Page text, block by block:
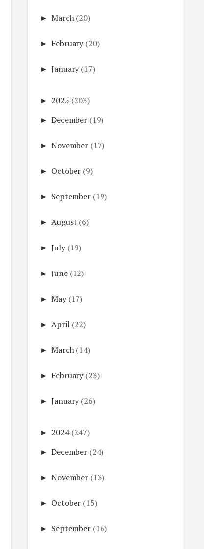
► March (20)
► February (20)
► January (17)
► 2025 (203)
► December (19)
► November (17)
► October (9)
► September (19)
► August (6)
► July (19)
► June (12)
► May (17)
► April (22)
► March (14)
► February (23)
► January (26)
► 2024 (247)
► December (24)
► November (13)
► October (15)
► September (16)